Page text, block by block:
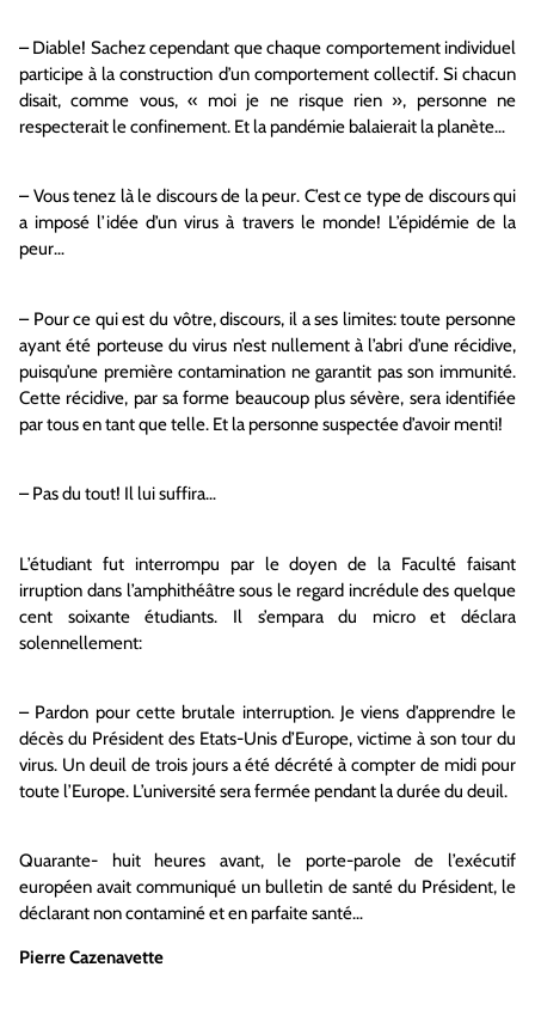
– Diable! Sachez cependant que chaque comportement individuel
participe à la construction d’un comportement collectif. Si chacun
disait, comme vous, « moi je ne risque rien », personne ne
respecterait le confinement. Et la pandémie balaierait la planète…
– Vous tenez là le discours de la peur. C’est ce type de discours qui
a imposé l’idée d’un virus à travers le monde! L’épidémie de la
peur…
– Pour ce qui est du vôtre, discours, il a ses limites: toute personne
ayant été porteuse du virus n’est nullement à l’abri d’une récidive,
puisqu’une première contamination ne garantit pas son immunité.
Cette récidive, par sa forme beaucoup plus sévère, sera identifiée
par tous en tant que telle. Et la personne suspectée d’avoir menti!
– Pas du tout! Il lui suffira…
L’étudiant fut interrompu par le doyen de la Faculté faisant
irruption dans l’amphithéâtre sous le regard incrédule des quelque
cent soixante étudiants. Il s’empara du micro et déclara
solennellement:
– Pardon pour cette brutale interruption. Je viens d’apprendre le
décès du Président des Etats-Unis d’Europe, victime à son tour du
virus. Un deuil de trois jours a été décrété à compter de midi pour
toute l’Europe. L’université sera fermée pendant la durée du deuil.
Quarante- huit heures avant, le porte-parole de l’exécutif
européen avait communiqué un bulletin de santé du Président, le
déclarant non contaminé et en parfaite santé…
Pierre Cazenavette